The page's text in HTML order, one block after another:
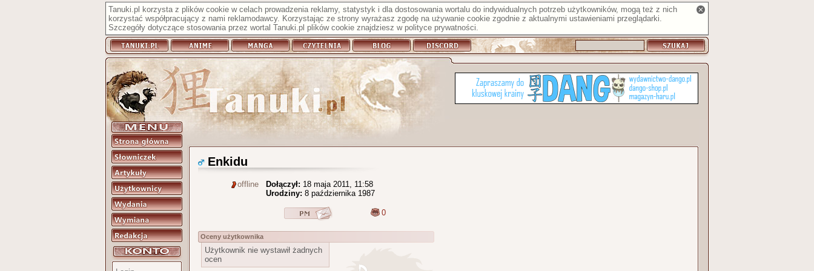
Tanuki.pl korzysta z plików cookie w celach prowadzenia reklamy, statystyk i dla dostosowania wortalu do indywidualnych potrzeb użytkowników, mogą też z nich
korzystać współpracujący z nami reklamodawcy. Korzystając ze strony wyrażasz zgodę na używanie cookie zgodnie z aktualnymi ustawieniami przeglądarki.
Szczegóły dotyczące stosowania przez wortal Tanuki.pl plików cookie znajdziesz w polityce prywatności.
Enkidu
offline Dołączył: 18 maja 2011, 11:58
Urodziny: 8 października 1987
0
Oceny użytkownika
Użytkownik nie wystawił żadnych
ocen